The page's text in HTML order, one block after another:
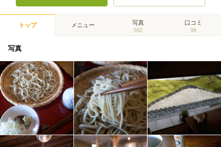
トップ メニュー 写真
592
口コミ
98
写真